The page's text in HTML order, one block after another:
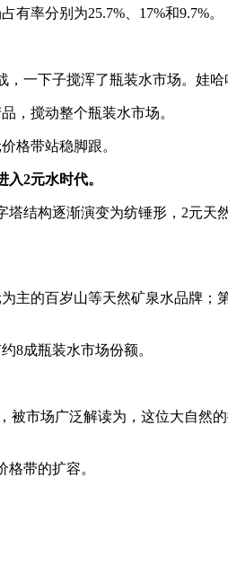
率分别为25.7%、17%和9.7%。
一下子搅浑了瓶装水市场。娃哈
，搅动整个瓶装水市场。
格带站稳脚跟。
入2元水时代。
结构逐渐演变为纺锤形，2元
主的百岁山等天然矿泉水品牌
8成瓶装水市场份额。
市场广泛解读为，这位大自然
带的扩容。